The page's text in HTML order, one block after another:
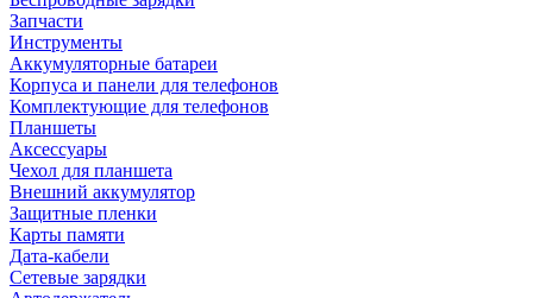
Запчасти
Инструменты
Аккумуляторные батареи
Корпуса и панели для телефонов
Комплектующие для телефонов
Планшеты
Аксессуары
Чехол для планшета
Внешний аккумулятор
Защитные пленки
Карты памяти
Дата-кабели
Сетевые зарядки